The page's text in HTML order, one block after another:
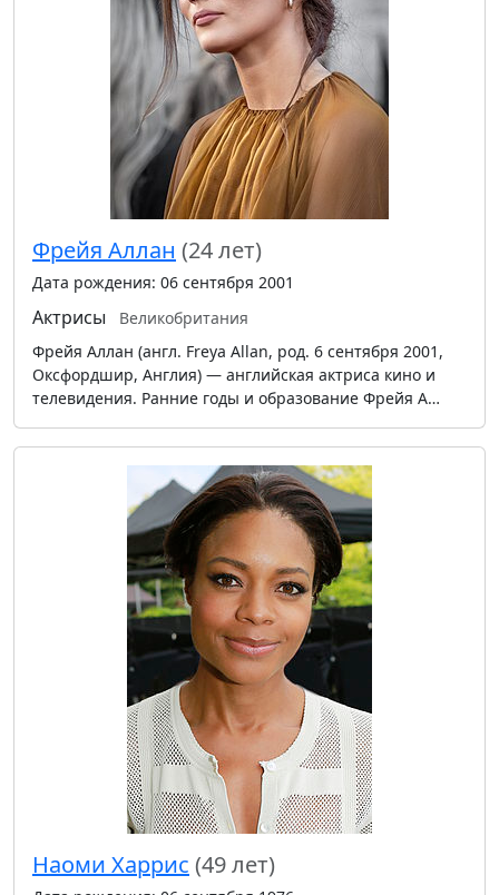
Фрейя Аллан (24 лет)
Дата рождения: 06 сентября 2001
Актрисы
Великобритания
Фрейя Аллан (англ. Freya Allan, род. 6 сентября 2001,
Оксфордшир, Англия) — английская актриса кино и
телевидения. Ранние годы и образование Фрейя А…
Наоми Харрис (49 лет)